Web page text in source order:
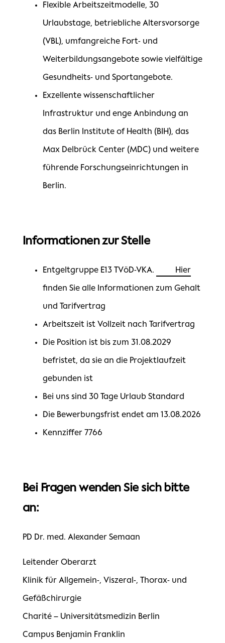
Flexible Arbeitszeitmodelle, 30
Urlaubstage, betriebliche Altersvorsorge
(VBL), umfangreiche Fort- und
Weiterbildungsangebote sowie vielfältige
Gesundheits- und Sportangebote.
Exzellente wissenschaftlicher
Infrastruktur und enge Anbindung an
das Berlin Institute of Health (BIH), das
Max Delbrück Center (MDC) und weitere
führende Forschungseinrichtungen in
Berlin.
Informationen zur Stelle
Entgeltgruppe E13 TVöD-VKA. Hier
finden Sie alle Informationen zum Gehalt
und Tarifvertrag
Arbeitszeit ist Vollzeit nach Tarifvertrag
Die Position ist bis zum 31.08.2029
befristet, da sie an die Projektlaufzeit
gebunden ist
Bei uns sind 30 Tage Urlaub Standard
Die Bewerbungsfrist endet am 13.08.2026
Kennziffer 7766
Bei Fragen wenden Sie sich bitte
an:
PD Dr. med. Alexander Semaan
Leitender Oberarzt
Klinik für Allgemein-, Viszeral-, Thorax- und
Gefäßchirurgie
Charité – Universitätsmedizin Berlin
Campus Benjamin Franklin